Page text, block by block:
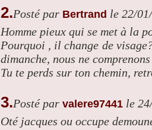
2.Posté par Bertrand le 22/
Homme pieux qui se met à la
Pourquoi , il change de
dimanche, nous ne
Tu te perds sur ton chemin,
3.Posté par valere97441 le
Oté jacques ou occupe